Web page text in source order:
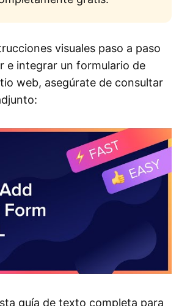
visuales paso a paso
e integrar un formulario de
web, asegúrate de consultar
guía de texto completa para